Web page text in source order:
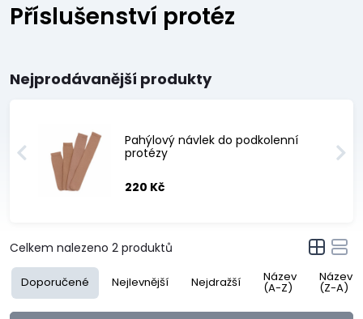
Příslušenství protéz
Nejprodávanější produkty
Pahýlový návlek do podkolenní
protézy
220 Kč
Celkem nalezeno 2 produktů
Doporučené Nejlevnější Nejdražší Název
(A-Z)
Název
(Z-A)